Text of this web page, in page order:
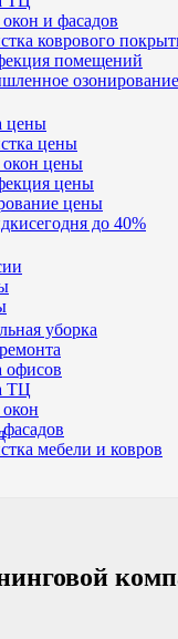
и фасадов
коврового
помещений
озонирование
цены
цены
цены
цены
цены
сегодня до 40%
уборка
офисов
ТЦ
мебели и ковров